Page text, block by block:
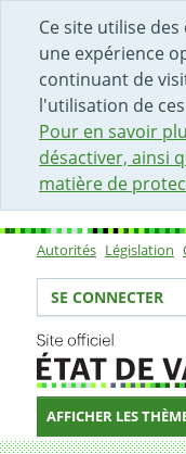
Ce site utilise
une expérience
continuant de
l'utilisation de
Pour en savoir
désactiver, ainsi
matière de
DÉBUT DU
ACCÈS AU CHAMP
PAGE D'ACCUEIL
FORMULAIRE DE
Sous-
Autorités Législation
Votre
SE CONNECTER
AFFICHER LES